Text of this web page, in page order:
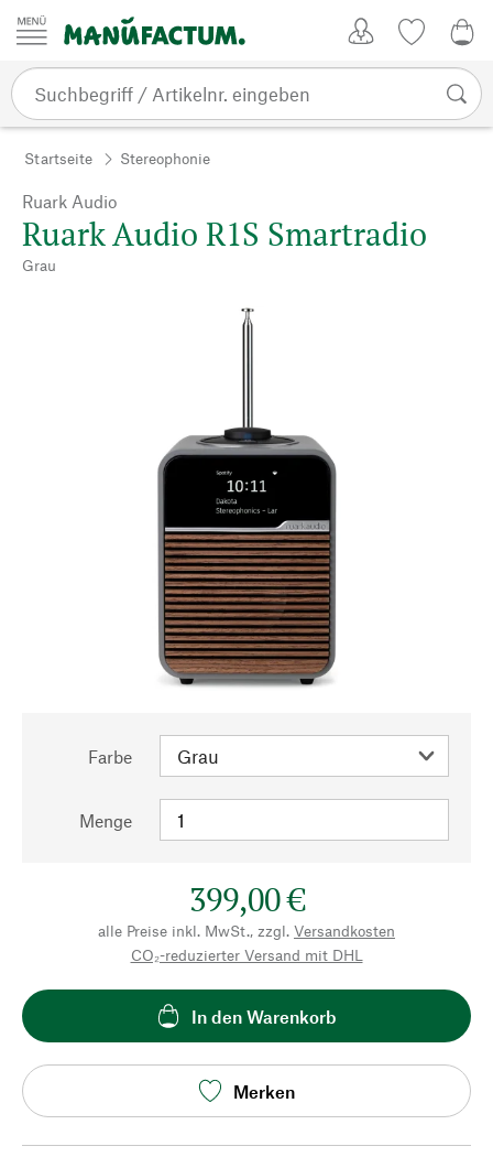
Zum Inhalt springen
Startseite Stereophonie
Ruark Audio
Ruark Audio R1S Smartradio
Grau
Farbe
Menge
399,00 €
alle Preise inkl. MwSt., zzgl. Versandkosten
CO₂-reduzierter Versand mit DHL
In den Warenkorb
Merken